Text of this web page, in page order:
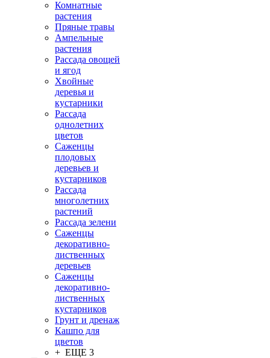
Комнатные
растения
Пряные травы
Ампельные
растения
Рассада овощей
и ягод
Хвойные
деревья и
кустарники
Рассада
однолетних
цветов
Саженцы
плодовых
деревьев и
кустарников
Рассада
многолетних
растений
Рассада зелени
Саженцы
декоративно-
лиственных
деревьев
Саженцы
декоративно-
лиственных
кустарников
Грунт и дренаж
Кашпо для
цветов
+ ЕЩЕ 3